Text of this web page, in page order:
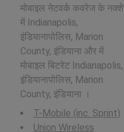
मोबाइल नेटवर्क कवरेज के नक्शे
में Indianapolis,
इंडियानापोलिस, Marion
County, इंडियाना और में
मोबाइल बिटरेट Indianapolis,
इंडियानापोलिस, Marion
County, इंडियाना ।
T-Mobile (inc. Sprint)
Union Wireless